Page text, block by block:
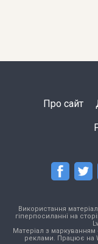
Про сайт
Використання
гіперпосиланні на
Матеріал з маркуванням
реклами. Працює на